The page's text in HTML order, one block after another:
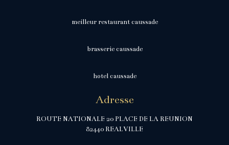
meilleur restaurant caussade
brasserie caussade
hotel caussade
Adresse
ROUTE NATIONALE 20 PLACE DE LA REUNION
82440 REALVILLE